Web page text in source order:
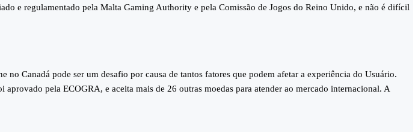
e regulamentado pela Malta Gaming Authority e pela Comissão de Jogos do Reino Unido, e não é difícil
Canadá pode ser um desafio por causa de tantos fatores que podem afetar a experiência do Usuário.
pela ECOGRA, e aceita mais de 26 outras moedas para atender ao mercado internacional. A